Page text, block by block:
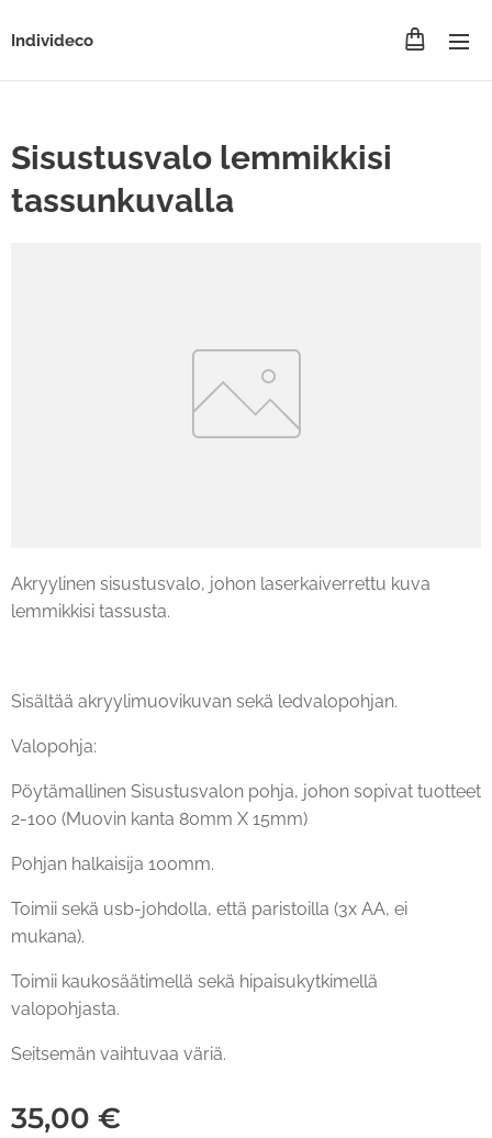
Individeco
Sisustusvalo lemmikkisi
tassunkuvalla
Akryylinen sisustusvalo, johon laserkaiverrettu kuva
lemmikkisi tassusta.
Sisältää akryylimuovikuvan sekä ledvalopohjan.
Valopohja:
Pöytämallinen Sisustusvalon pohja, johon sopivat tuotteet
2-100 (Muovin kanta 80mm X 15mm)
Pohjan halkaisija 100mm.
Toimii sekä usb-johdolla, että paristoilla (3x AA, ei
mukana).
Toimii kaukosäätimellä sekä hipaisukytkimellä
valopohjasta.
Seitsemän vaihtuvaa väriä.
35,00 €